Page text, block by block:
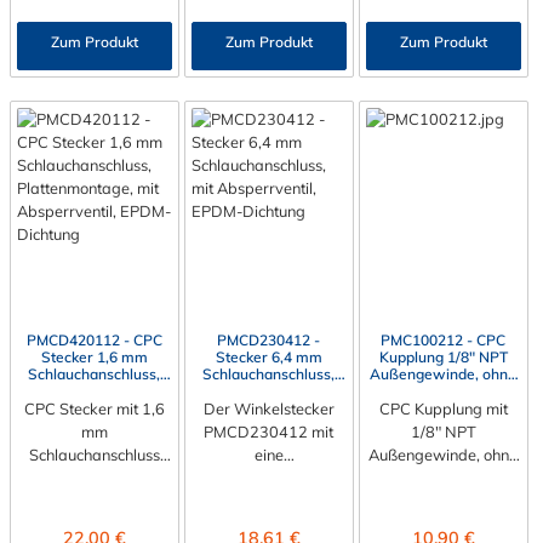
diesen CPC Stecker
mit allen CPC
Kupplungen der
MC- Serie
kombinieren.
Zum Produkt
schützen Sie
Winkelstecker und
CPC-Stecker vor
Schmutz und Staub.
Zum Produkt
MC.
Zum Produkt
PMCD420112 - CPC
Stecker 1,6 mm
Schlauchanschluss,
Absperrventil, EPDM-
CPC Stecker mit 1,6
mm
Schlauchanschluss
Regulärer Preis:
22,00 €
PMCD230412 -
Stecker 6,4 mm
Schlauchanschluss,
EPDM-Dichtung
Der Winkelstecker
PMCD230412 mit
eine
Regulärer Preis:
18,61 €
PMC100212 - CPC
Kupplung 1/8" NPT
Außengewinde, ohne
CPC Kupplung mit
1/8" NPT
Außengewinde, ohne
Regulärer Preis:
10,90 €